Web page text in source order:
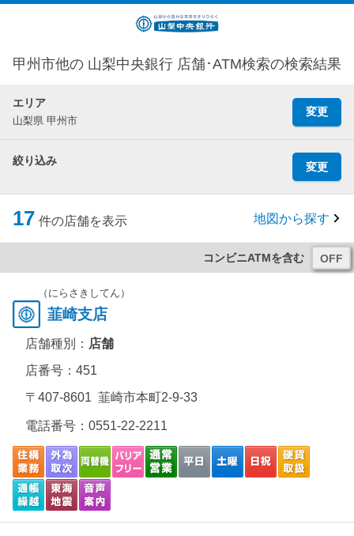
甲州市他の 山梨中央銀行 店舗･ATM検索の検索結果
エリア
山梨県 甲州市
変更
絞り込み 変更
17 件の店舗を表示 地図から探す
コンビニATMを含む
（にらさきしてん）
韮崎支店
店舗種別： 店舗
店番号：451
〒407-8601 韮崎市本町2-9-33
電話番号： 0551-22-2211